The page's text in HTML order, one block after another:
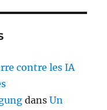
contre les IA
dansUn